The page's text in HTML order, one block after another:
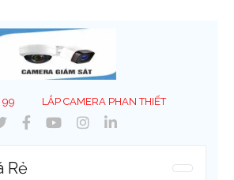
99 LẮP CAMERA PHAN THIẾT
Rẻ